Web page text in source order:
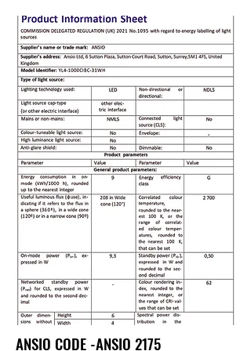
ANSIO CODE -ANSIO 2175